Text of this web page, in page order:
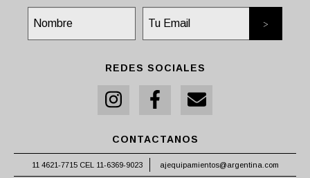
REDES SOCIALES
CONTACTANOS
11 4621-7715 CEL 11-6369-9023 ajequipamientos@argentina.com